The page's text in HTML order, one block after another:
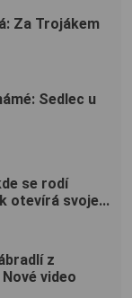
Za Trojákem
Sedlec u
se rodí
otevírá svoje...
z
video